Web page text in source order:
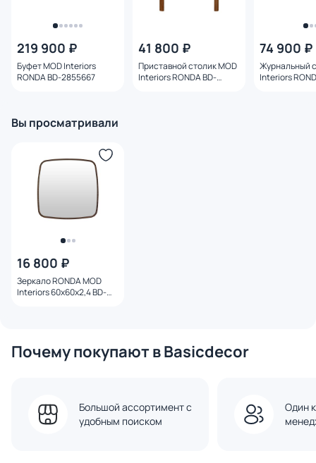
219 900 ₽
Буфет MOD Interiors
RONDA BD-2855667
41 800 ₽
Приставной столик MOD
Interiors RONDA BD-
74 900 ₽
Журнальный
Interiors
Вы просматривали
16 800 ₽
Зеркало RONDA MOD
Interiors 60х60х2,4 BD-
Почему покупают в Basicdecor
Большой ассортимент с
удобным поиском
Один